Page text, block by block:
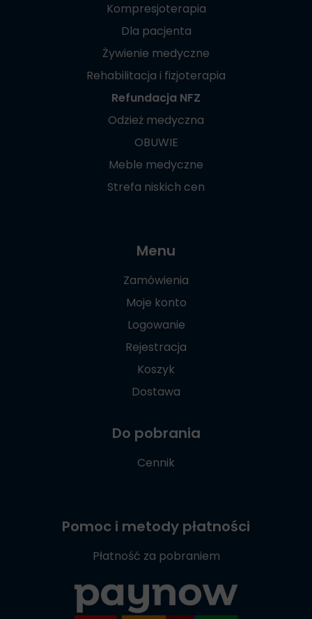
Kompresjoterapia
Dla pacjenta
Żywienie medyczne
Rehabilitacja i fizjoterapia
Refundacja NFZ
Odzież medyczna
OBUWIE
Meble medyczne
Strefa niskich cen
Menu
Zamówienia
Moje konto
Logowanie
Rejestracja
Koszyk
Dostawa
Do pobrania
Cennik
Pomoc i metody płatności
Płatność za pobraniem